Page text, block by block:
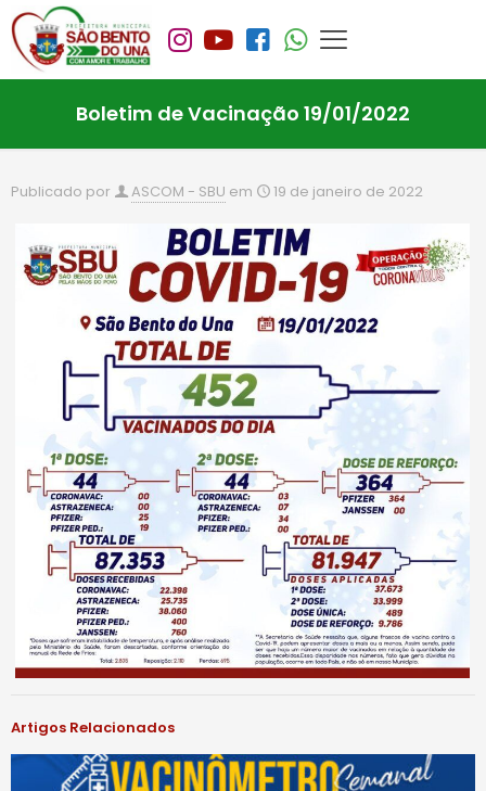
Boletim de Vacinação 19/01/2022
Publicado por ASCOM - SBU em 19 de janeiro de 2022
Artigos Relacionados